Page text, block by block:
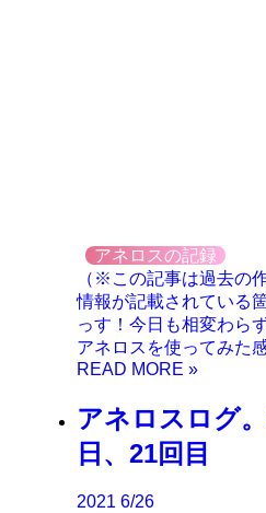
アネロスの記録
（※この記事は過去の
情報が記載されている
っす！今日も相変わら
アネロスを使ってみた
アネロスログ
日、21回目
2021 6/26